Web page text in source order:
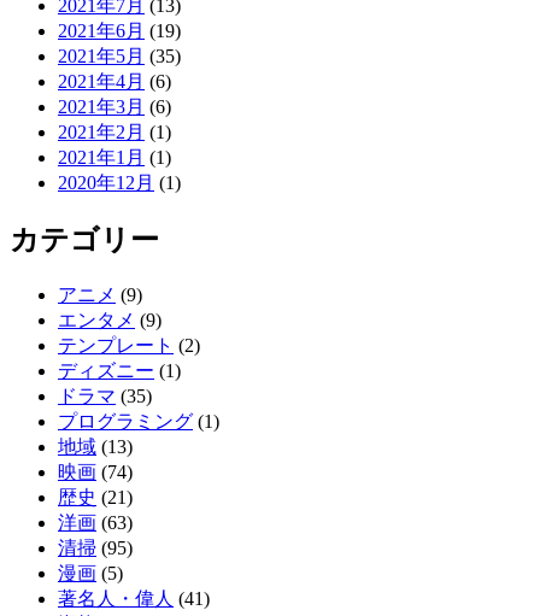
2021年7月 (13)
2021年6月 (19)
2021年5月 (35)
2021年4月 (6)
2021年3月 (6)
2021年2月 (1)
2021年1月 (1)
2020年12月 (1)
カテゴリー
アニメ (9)
エンタメ (9)
テンプレート (2)
ディズニー (1)
ドラマ (35)
プログラミング (1)
地域 (13)
映画 (74)
歴史 (21)
洋画 (63)
清掃 (95)
漫画 (5)
著名人・偉人 (41)